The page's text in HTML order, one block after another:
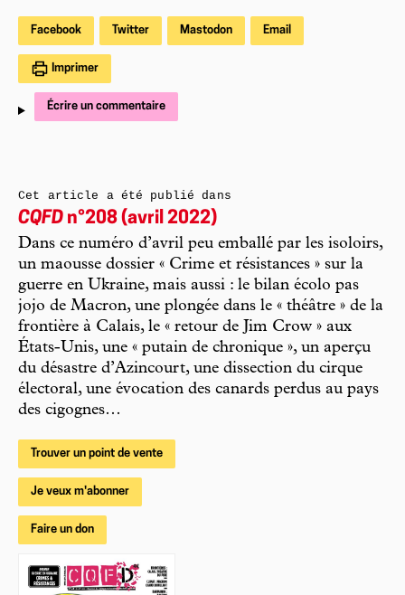
Facebook Twitter Mastodon Email
Imprimer
Écrire un commentaire
Cet article a été publié dans
CQFD n°208 (avril 2022)
Dans ce numéro d’avril peu emballé par les isoloirs,
un maousse dossier « Crime et résistances » sur la
guerre en Ukraine, mais aussi : le bilan écolo pas
jojo de Macron, une plongée dans le « théâtre » de la
frontière à Calais, le « retour de Jim Crow » aux
États-Unis, une « putain de chronique », un aperçu
du désastre d’Azincourt, une dissection du cirque
électoral, une évocation des canards perdus au pays
des cigognes…
Trouver un point de vente
Je veux m'abonner
Faire un don